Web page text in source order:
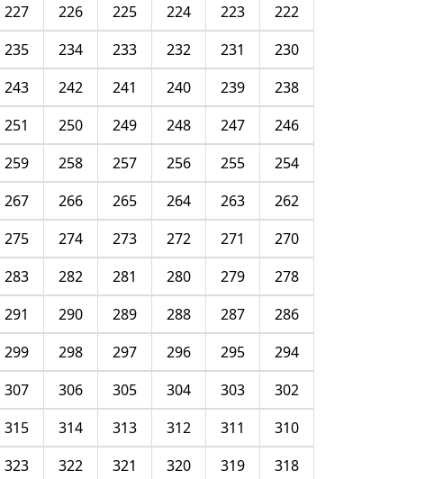
222
223
224
225
226
227
230
231
232
233
234
235
238
239
240
241
242
243
246
247
248
249
250
251
254
255
256
257
258
259
262
263
264
265
266
267
270
271
272
273
274
275
278
279
280
281
282
283
286
287
288
289
290
291
294
295
296
297
298
299
302
303
304
305
306
307
310
311
312
313
314
315
318
319
320
321
322
323